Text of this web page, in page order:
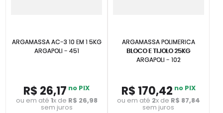
ARGAMASSA AC-3 10 EM 1 5KG
ARGAPOLI - 451
R$ 26,17 no PIX
ou em até 1x de R$ 26,98
sem juros
ARGAMASSA POLIMERICA
BLOCO E TIJOLO 25KG
ARGAPOLI - 102
R$ 170,42 no PIX
ou em até 2x de R$ 87,84
sem juros